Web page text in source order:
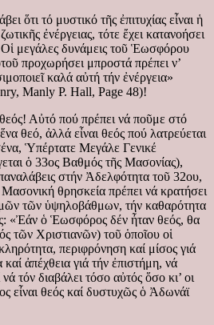
ὅτι τό μυστικό τῆς ἐπιτυχίας εἶναι ἡ
ἐνέργειας, τότε ἔχει κατανοήσει
Οἱ μεγάλες δυνάμεις τοῦ Ἑωσφόρου
προχωρήσει μπροστά πρέπει ν’
καλά αὐτή τήν ἐνέργεια»
Manly P. Hall, Page 48)!
Αὐτό πού πρέπει νά ποῦμε στό
θεό, ἀλλά εἶναι θεός πού λατρεύεται
Ὑπέρτατε Μεγάλε Γενικέ
ὁ 33ος Βαθμός τῆς Μασονίας),
στήν Ἀδελφότητα τοῦ 32ου,
θρησκεία πρέπει νά κρατήσει
τῶν ὑψηλοβάθμων, τήν καθαρότητα
«Ἐάν ὁ Ἑωσφόρος δέν ἦταν θεός, θα
τῶν Χριστιανῶν) τοῦ ὁποῖου οἱ
περιφρόνηση καί μίσος γιά
ἀπέχθεια γιά τήν ἐπιστήμη, νά
τόν διαβάλει τόσο αὐτός ὅσο κι’ οι
εἶναι θεός καί δυστυχῶς ὁ Ἀδωνάϊ